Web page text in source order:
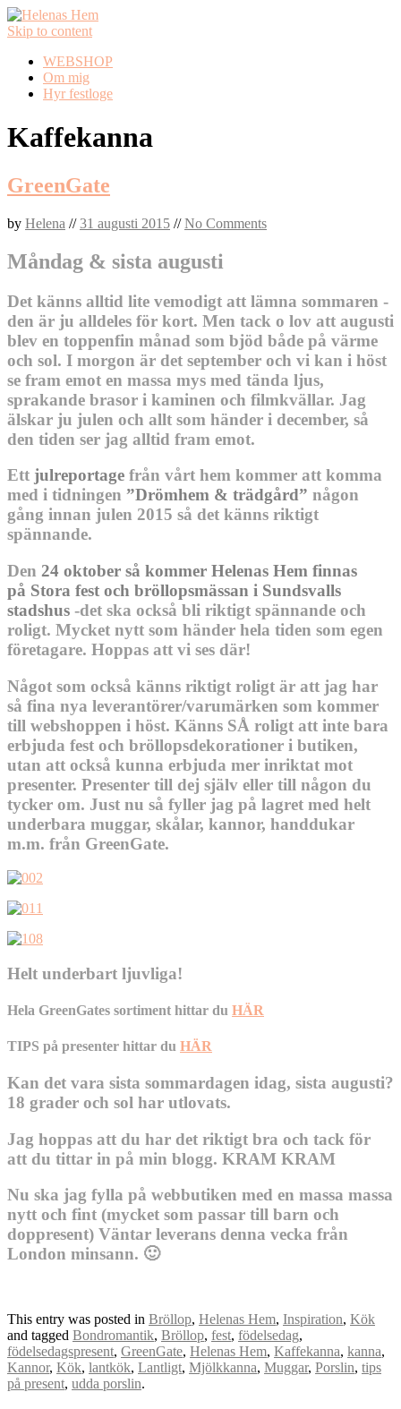
Skip to content
WEBSHOP
Om mig
Hyr festloge
Kaffekanna
GreenGate
by Helena //31 augusti 2015 //No Comments
Måndag & sista augusti
Det känns alltid lite vemodigt att lämna sommaren -
den är ju alldeles för kort. Men tack o lov att augusti
blev en toppenfin månad som bjöd både på värme
och sol. I morgon är det september och vi kan i höst
se fram emot en massa mys med tända ljus,
sprakande brasor i kaminen och filmkvällar. Jag
älskar ju julen och allt som händer i december, så
den tiden ser jag alltid fram emot.
Ett julreportage från vårt hem kommer att komma
med i tidningen ”Drömhem & trädgård” någon
gång innan julen 2015 så det känns riktigt
spännande.
Den 24 oktober så kommer Helenas Hem finnas
på Stora fest och bröllopsmässan i Sundsvalls
stadshus -det ska också bli riktigt spännande och
roligt. Mycket nytt som händer hela tiden som egen
företagare. Hoppas att vi ses där!
Något som också känns riktigt roligt är att jag har
så fina nya leverantörer/varumärken som kommer
till webshoppen i höst. Känns SÅ roligt att inte bara
erbjuda fest och bröllopsdekorationer i butiken,
utan att också kunna erbjuda mer inriktat mot
presenter. Presenter till dej själv eller till någon du
tycker om. Just nu så fyller jag på lagret med helt
underbara muggar, skålar, kannor, handdukar
m.m. från GreenGate.
Helt underbart ljuvliga!
Hela GreenGates sortiment hittar du HÄR
TIPS på presenter hittar du HÄR
Kan det vara sista sommardagen idag, sista augusti?
18 grader och sol har utlovats.
Jag hoppas att du har det riktigt bra och tack för
att du tittar in på min blogg. KRAM KRAM
Nu ska jag fylla på webbutiken med en massa massa
nytt och fint (mycket som passar till barn och
doppresent) Väntar leverans denna vecka från
London minsann. 🙂
This entry was posted in Bröllop, Helenas Hem, Inspiration, Kök
and tagged Bondromantik, Bröllop, fest, födelsedag,
födelsedagspresent, GreenGate, Helenas Hem, Kaffekanna, kanna,
Kannor, Kök, lantkök, Lantligt, Mjölkkanna, Muggar, Porslin, tips
på present, udda porslin.